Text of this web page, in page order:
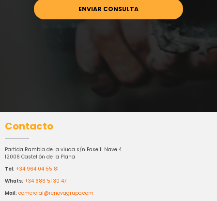
Contacto
Partida Rambla de la viuda s/n Fase II Nave 4
12006 Castellón de la Plana
Tel: +34 964 04 55 81
Whats: +34 686 51 30 47
Mail: comercial@renovagrupo.com